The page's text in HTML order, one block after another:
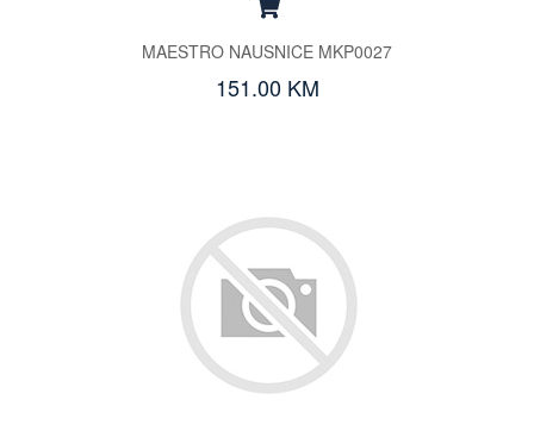
MAESTRO NAUSNICE MKP0027
151.00 KM